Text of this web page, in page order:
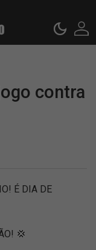
contra
É DIA DE
💢